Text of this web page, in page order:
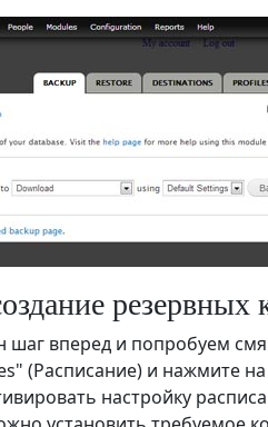
резервных
вперед и попробуем
(Расписание) и нажмите
настройку